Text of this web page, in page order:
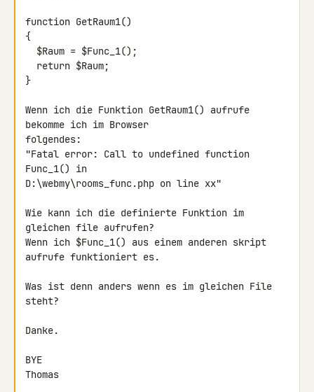
function GetRaum1()
{
}
Wenn ich die Funktion GetRaum1() aufrufe
bekomme ich im Browser
folgendes:
"Fatal error: Call to undefined function
Func_1() in
D:\webmy\rooms_func.php on line xx"
Wie kann ich die definierte Funktion im
gleichen file aufrufen?
Wenn ich $Func_1() aus einem anderen skript
aufrufe funktioniert es.
Was ist denn anders wenn es im gleichen File
steht?
Danke.
BYE
Thomas